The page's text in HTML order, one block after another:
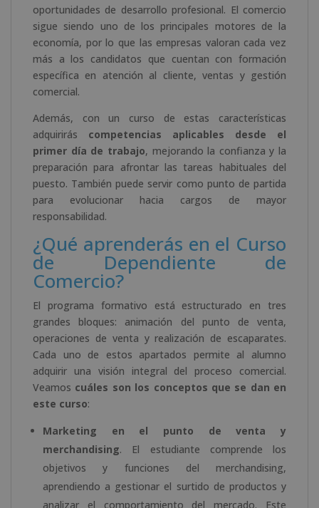
oportunidades de desarrollo profesional. El comercio
sigue siendo uno de los principales motores de la
economía, por lo que las empresas valoran cada vez
más a los candidatos que cuentan con formación
específica en atención al cliente, ventas y gestión
comercial.
Además, con un curso de estas características
adquirirás competencias aplicables desde el
primer día de trabajo, mejorando la confianza y la
preparación para afrontar las tareas habituales del
puesto. También puede servir como punto de partida
para evolucionar hacia cargos de mayor
responsabilidad.
¿Qué aprenderás en el Curso
de Dependiente de
Comercio?
El programa formativo está estructurado en tres
grandes bloques: animación del punto de venta,
operaciones de venta y realización de escaparates.
Cada uno de estos apartados permite al alumno
adquirir una visión integral del proceso comercial.
Veamos cuáles son los conceptos que se dan en
este curso:
Marketing en el punto de venta y
merchandising. El estudiante comprende los
objetivos y funciones del merchandising,
aprendiendo a gestionar el surtido de productos y
analizar el comportamiento del mercado. Este